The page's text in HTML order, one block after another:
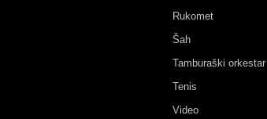
Rukomet
Šah
Tamburaški orkestar
Tenis
Video